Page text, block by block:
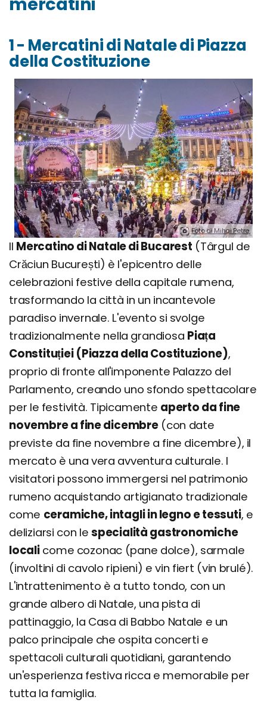
1 - Mercatini di Natale di Piazza
della Costituzione
Foto di Mihai Petre.
Il Mercatino di Natale di Bucarest (Târgul de
Crăciun București) è l'epicentro delle
celebrazioni festive della capitale rumena,
trasformando la città in un incantevole
paradiso invernale. L'evento si svolge
tradizionalmente nella grandiosa Piața
Constituției (Piazza della Costituzione),
proprio di fronte all'imponente Palazzo del
Parlamento, creando uno sfondo spettacolare
per le festività. Tipicamente aperto da fine
novembre a fine dicembre(con date
previste da fine novembre a fine dicembre), il
mercato è una vera avventura culturale. I
visitatori possono immergersi nel patrimonio
rumeno acquistando artigianato tradizionale
come ceramiche, intagli in legno e tessuti, e
deliziarsi con le specialità gastronomiche
localicome cozonac (pane dolce), sarmale
(involtini di cavolo ripieni) e vin fiert (vin brulé).
L'intrattenimento è a tutto tondo, con un
grande albero di Natale, una pista di
pattinaggio, la Casa di Babbo Natale e un
palco principale che ospita concerti e
spettacoli culturali quotidiani, garantendo
un'esperienza festiva ricca e memorabile per
tutta la famiglia.